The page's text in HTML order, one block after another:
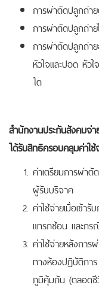
การผ่าตัดปลูกถ่า
การผ่าตัดปลูกถ่าย
การผ่าตัดปลูกถ่า
หัวใจและปอด หัว
ไต
สำนักงานประกันสังคมจ่
ได้รับสิทธิครอบคลุมค่าใ
ค่าเตรียมการผ่า
ผู้รับบริจาค
ค่าใช้จ่ายเมื่อเข้
แทรกซ้อน และกร
ค่าใช้จ่ายหลังการ
ทางห้องปฏิบัติกา
ภูมิคุ้มกัน (ตลอด